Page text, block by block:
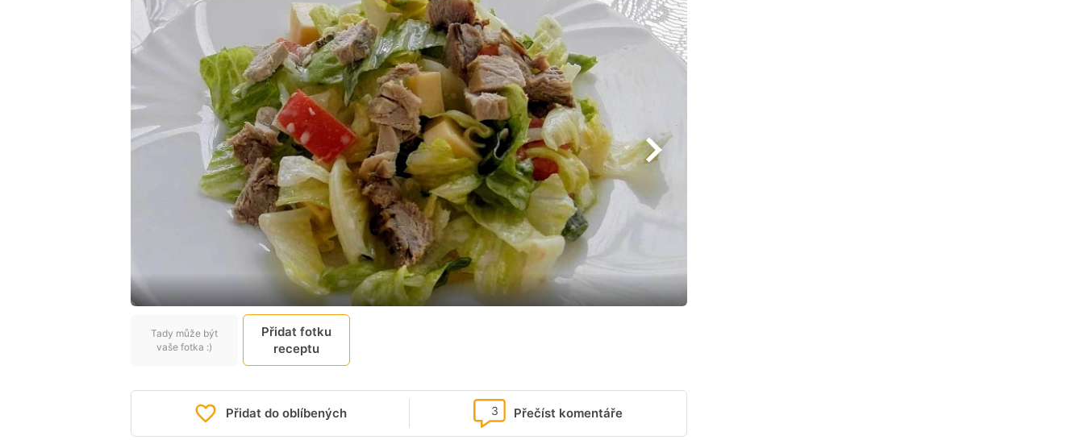
Tady může být
vaše fotka :)
Přidat fotku
receptu
Přidat do oblíbených Přečíst komentáře
3